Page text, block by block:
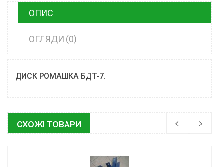
ОПИС
ОГЛЯДИ (0)
ДИСК РОМАШКА БДТ-7.
СХОЖІ ТОВАРИ